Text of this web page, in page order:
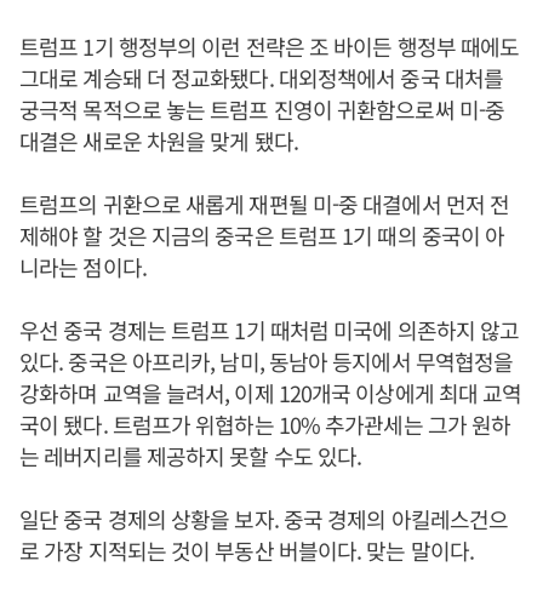
트럼프 1기 행정부의 이런 전략은 조 바이든 행정부 때에도
그대로 계승돼 더 정교화됐다. 대외정책에서 중국 대처를
궁극적 목적으로 놓는 트럼프 진영이 귀환함으로써 미-중
대결은 새로운 차원을 맞게 됐다.
트럼프의 귀환으로 새롭게 재편될 미-중 대결에서 먼저 전
제해야 할 것은 지금의 중국은 트럼프 1기 때의 중국이 아
니라는 점이다.
우선 중국 경제는 트럼프 1기 때처럼 미국에 의존하지 않고
있다. 중국은 아프리카, 남미, 동남아 등지에서 무역협정을
강화하며 교역을 늘려서, 이제 120개국 이상에게 최대 교역
국이 됐다. 트럼프가 위협하는 10% 추가관세는 그가 원하
는 레버지리를 제공하지 못할 수도 있다.
일단 중국 경제의 상황을 보자. 중국 경제의 아킬레스건으
로 가장 지적되는 것이 부동산 버블이다. 맞는 말이다.